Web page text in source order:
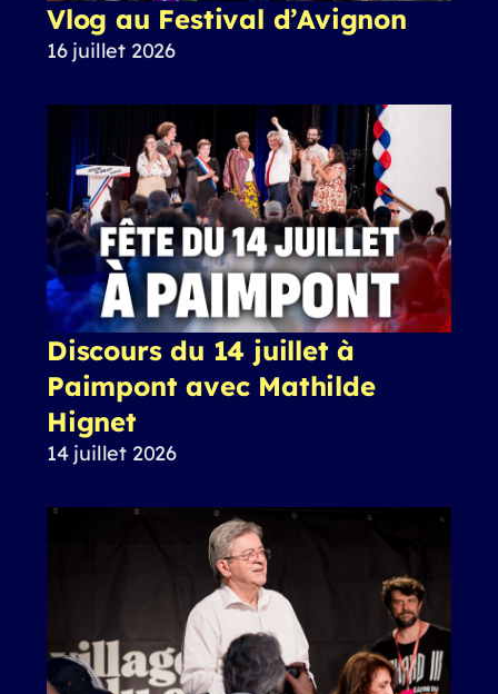
Vlog au Festival d’Avignon
16 juillet 2026
Discours du 14 juillet à
Paimpont avec Mathilde
Hignet
14 juillet 2026